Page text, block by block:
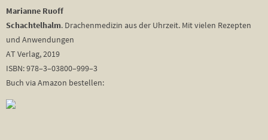
Marianne Ruoff
Schachtelhalm. Drachenmedizin aus der Uhrzeit. Mit vielen Rezepten
und Anwendungen
AT Verlag, 2019
ISBN: 978–3–03800–999–3
Buch via Amazon bestellen: